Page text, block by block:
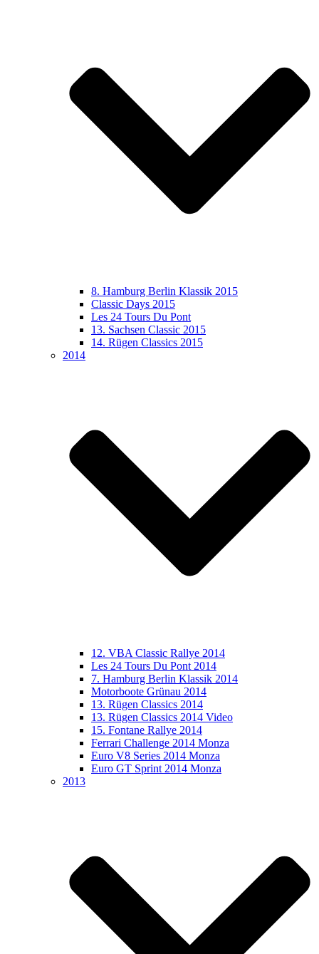
8. Hamburg Berlin Klassik 2015
Classic Days 2015
Les 24 Tours Du Pont
13. Sachsen Classic 2015
14. Rügen Classics 2015
2014
12. VBA Classic Rallye 2014
Les 24 Tours Du Pont 2014
7. Hamburg Berlin Klassik 2014
Motorboote Grünau 2014
13. Rügen Classics 2014
13. Rügen Classics 2014 Video
15. Fontane Rallye 2014
Ferrari Challenge 2014 Monza
Euro V8 Series 2014 Monza
Euro GT Sprint 2014 Monza
2013